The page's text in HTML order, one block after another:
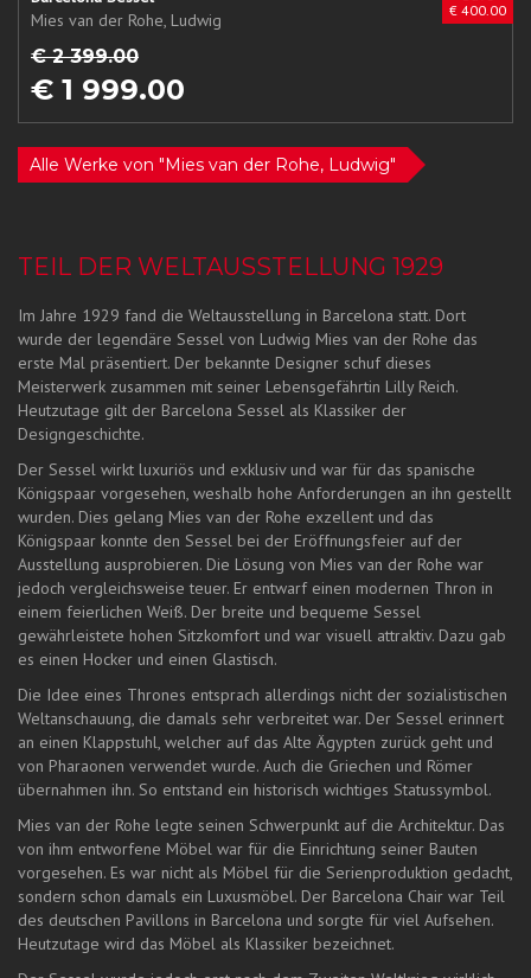
€ 400.00
Mies van der Rohe, Ludwig
€ 2 399.00
€ 1 999.00
Alle Werke von "Mies van der Rohe, Ludwig"
TEIL DER WELTAUSSTELLUNG 1929
Im Jahre 1929 fand die Weltausstellung in Barcelona statt. Dort
wurde der legendäre Sessel von Ludwig Mies van der Rohe das
erste Mal präsentiert. Der bekannte Designer schuf dieses
Meisterwerk zusammen mit seiner Lebensgefährtin Lilly Reich.
Heutzutage gilt der Barcelona Sessel als Klassiker der
Designgeschichte.
Der Sessel wirkt luxuriös und exklusiv und war für das spanische
Königspaar vorgesehen, weshalb hohe Anforderungen an ihn gestellt
wurden. Dies gelang Mies van der Rohe exzellent und das
Königspaar konnte den Sessel bei der Eröffnungsfeier auf der
Ausstellung ausprobieren. Die Lösung von Mies van der Rohe war
jedoch vergleichsweise teuer. Er entwarf einen modernen Thron in
einem feierlichen Weiß. Der breite und bequeme Sessel
gewährleistete hohen Sitzkomfort und war visuell attraktiv. Dazu gab
es einen Hocker und einen Glastisch.
Die Idee eines Thrones entsprach allerdings nicht der sozialistischen
Weltanschauung, die damals sehr verbreitet war. Der Sessel erinnert
an einen Klappstuhl, welcher auf das Alte Ägypten zurück geht und
von Pharaonen verwendet wurde. Auch die Griechen und Römer
übernahmen ihn. So entstand ein historisch wichtiges Statussymbol.
Mies van der Rohe legte seinen Schwerpunkt auf die Architektur. Das
von ihm entworfene Möbel war für die Einrichtung seiner Bauten
vorgesehen. Es war nicht als Möbel für die Serienproduktion gedacht,
sondern schon damals ein Luxusmöbel. Der Barcelona Chair war Teil
des deutschen Pavillons in Barcelona und sorgte für viel Aufsehen.
Heutzutage wird das Möbel als Klassiker bezeichnet.